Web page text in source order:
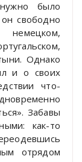
было
свободно
Однако
и о своих
что-
Забавы
как-то
отрядом